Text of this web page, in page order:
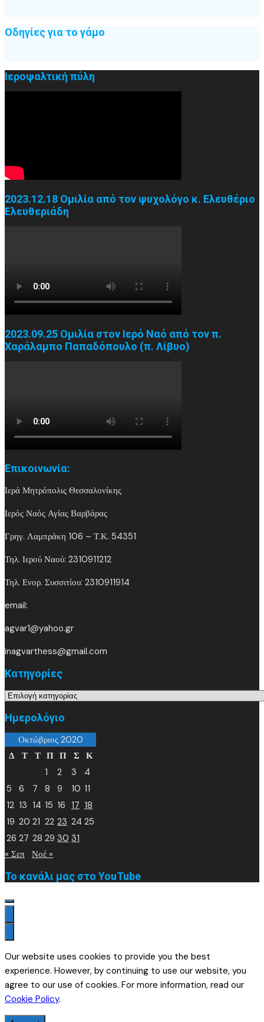
Οδηγίες για το γάμο
Ιεροψαλτική πύλη
2023.12.18 Ομιλία από τον ψυχολόγο κ. Ελευθέριο
Ελευθεριάδη
2023.09.25 Ομιλία στον Ιερό Ναό από τον π.
Χαράλαμπο Παπαδόπουλο (π. Λίβυο)
Επικοινωνία:
Ιερά Μητρόπολις Θεσσαλονίκης
Ιερός Ναός Αγίας Βαρβάρας
Γρηγ. Λαμπράκη 106 – Τ.Κ. 54351
Τηλ. Ιερού Ναού: 2310911212
Τηλ. Ενορ. Συσσιτίου: 2310911914
email:
agvar1@yahoo.gr
inagvarthess@gmail.com
Kατηγορίες
Kατηγορίες
Ημερολόγιο
Οκτώβριος 2020
Δ
Τ Τ Π Π Σ Κ
1
2 3
4
5
6 7 8 9 10 11
12 13 14 15 16 17 18
19 20 21 22 23 24 25
26 27 28 29 30 31
« Σεπ Νοέ »
Το κανάλι μας στο YouTube
Our website uses cookies to provide you the best
experience. However, by continuing to use our website, you
agree to our use of cookies. For more information, read our
Cookie Policy.